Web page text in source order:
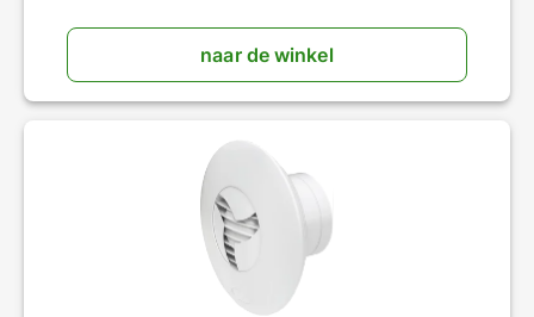
naar de winkel